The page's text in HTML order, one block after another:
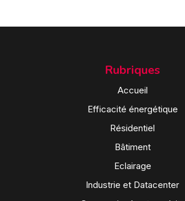
Rubriques
Accueil
Efficacité énergétique
Résidentiel
Bâtiment
Eclairage
Industrie et Datacenter